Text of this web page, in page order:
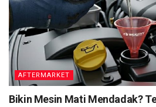
AFTERMARKET
Bikin Mesin Mati Mendadak?